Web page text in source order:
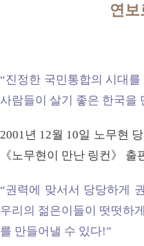
연
“진정한 국민통합의 시대
사람들이 살기 좋은 한국을
2001년 12월 10일 노무현
《노무현이 만난 링컨》
“권력에 맞서서 당당하게
우리의 젊은이들이 떳떳하
를 만들어낼 수 있다!”